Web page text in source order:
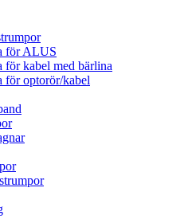
för ALUS
för kabel med bärlina
för optorör/kabel